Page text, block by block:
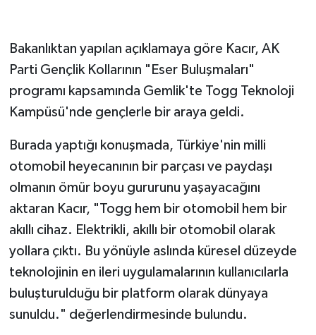
Bakanlıktan yapılan açıklamaya göre Kacır, AK
Parti Gençlik Kollarının "Eser Buluşmaları"
programı kapsamında Gemlik'te Togg Teknoloji
Kampüsü'nde gençlerle bir araya geldi.
Burada yaptığı konuşmada, Türkiye'nin milli
otomobil heyecanının bir parçası ve paydaşı
olmanın ömür boyu gururunu yaşayacağını
aktaran Kacır, "Togg hem bir otomobil hem bir
akıllı cihaz. Elektrikli, akıllı bir otomobil olarak
yollara çıktı. Bu yönüyle aslında küresel düzeyde
teknolojinin en ileri uygulamalarının kullanıcılarla
buluşturulduğu bir platform olarak dünyaya
sunuldu." değerlendirmesinde bulundu.